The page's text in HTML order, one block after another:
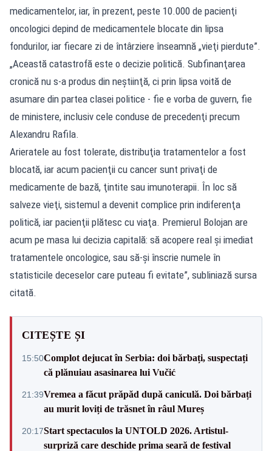
medicamentelor, iar, în prezent, peste 10.000 de pacienţi
oncologici depind de medicamentele blocate din lipsa
fondurilor, iar fiecare zi de întârziere înseamnă „vieţi pierdute”.
„Această catastrofă este o decizie politică. Subfinanţarea
cronică nu s-a produs din neştiinţă, ci prin lipsa voită de
asumare din partea clasei politice - fie e vorba de guvern, fie
de ministere, inclusiv cele conduse de precedenţi precum
Alexandru Rafila.
Arieratele au fost tolerate, distribuţia tratamentelor a fost
blocată, iar acum pacienţii cu cancer sunt privaţi de
medicamente de bază, ţintite sau imunoterapii. În loc să
salveze vieţi, sistemul a devenit complice prin indiferenţa
politică, iar pacienţii plătesc cu viaţa. Premierul Bolojan are
acum pe masa lui decizia capitală: să acopere real şi imediat
tratamentele oncologice, sau să-şi înscrie numele în
statisticile deceselor care puteau fi evitate”, subliniază sursa
citată.
CITEȘTE ȘI
15:50Complot dejucat în Serbia: doi bărbați, suspectați
că plănuiau asasinarea lui Vučić
21:39Vremea a făcut prăpăd după caniculă. Doi bărbați
au murit loviți de trăsnet în râul Mureș
20:17Start spectaculos la UNTOLD 2026. Artistul-
surpriză care deschide prima seară de festival